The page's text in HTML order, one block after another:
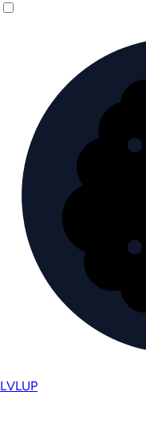
LVLUP